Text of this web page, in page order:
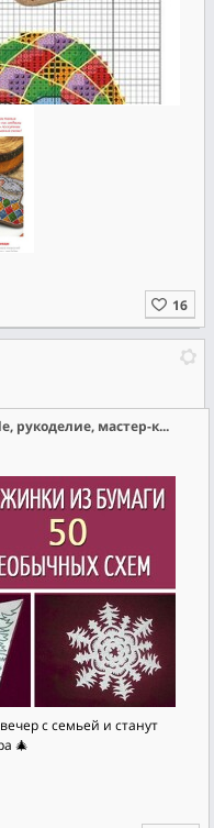
Ярмарка Мастеров | handmade, рукоделие, мастер-классы, арт
с семьей и станут
🎄